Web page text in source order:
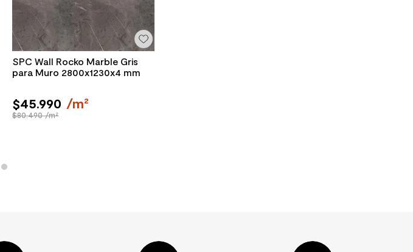
SPC Wall Rocko Marble Gris
para Muro 2800x1230x4 mm
$45.990 /m²
$80.490 /m²